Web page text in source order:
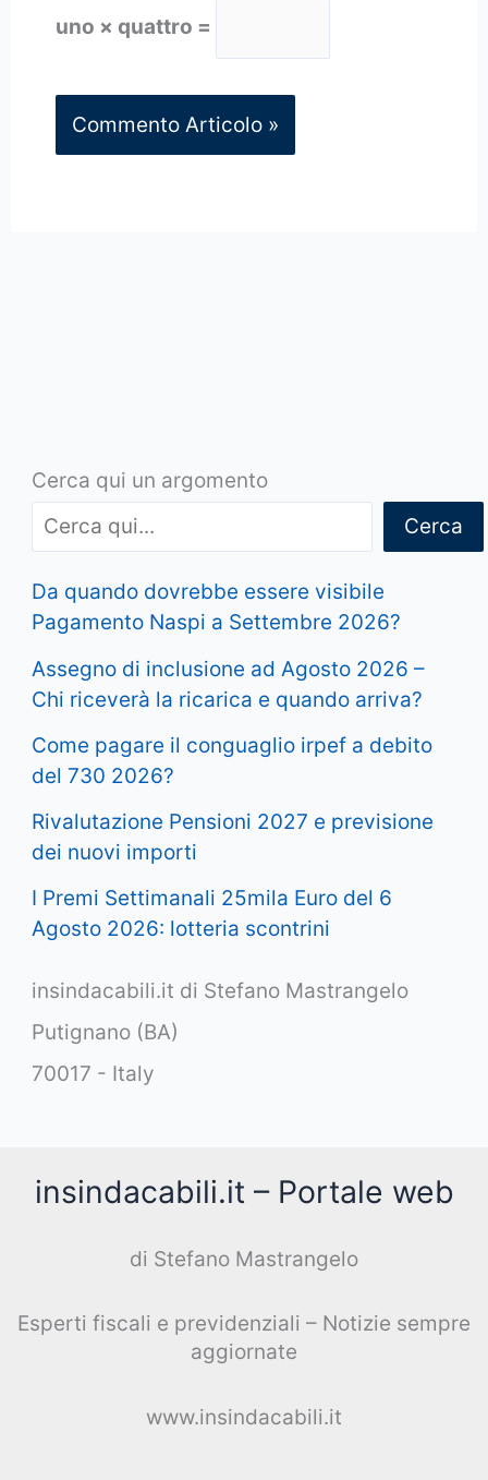
uno × quattro =
Cerca qui un argomento
Cerca
Da quando dovrebbe essere visibile
Pagamento Naspi a Settembre 2026?
Assegno di inclusione ad Agosto 2026 –
Chi riceverà la ricarica e quando arriva?
Come pagare il conguaglio irpef a debito
del 730 2026?
Rivalutazione Pensioni 2027 e previsione
dei nuovi importi
I Premi Settimanali 25mila Euro del 6
Agosto 2026: lotteria scontrini
insindacabili.it di Stefano Mastrangelo
Putignano (BA)
70017 - Italy
insindacabili.it – Portale web
di Stefano Mastrangelo
Esperti fiscali e previdenziali – Notizie sempre
aggiornate
www.insindacabili.it